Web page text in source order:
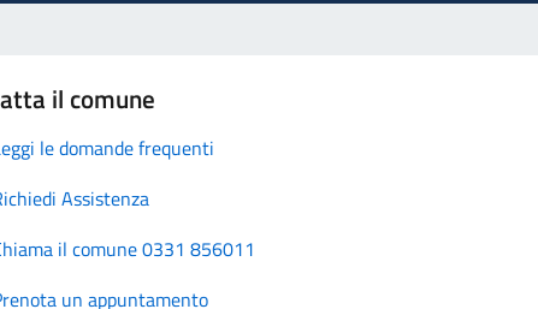
il comune
le domande frequenti
Assistenza
il comune 0331 856011
un appuntamento